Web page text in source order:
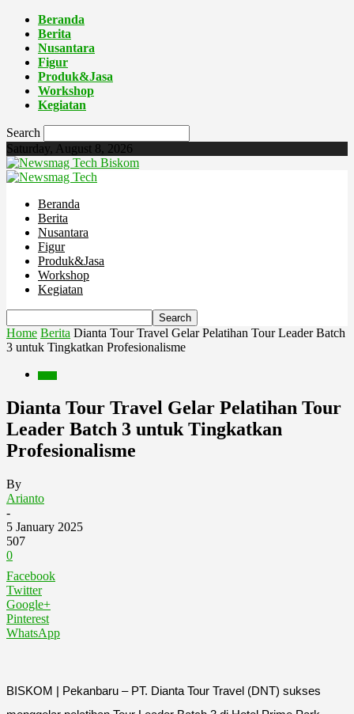
Beranda
Berita
Nusantara
Figur
Produk&Jasa
Workshop
Kegiatan
Search
Saturday, August 8, 2026
Biskom
Beranda
Berita
Nusantara
Figur
Produk&Jasa
Workshop
Kegiatan
Home Berita Dianta Tour Travel Gelar Pelatihan Tour Leader Batch
3 untuk Tingkatkan Profesionalisme
Dianta Tour Travel Gelar Pelatihan Tour
Leader Batch 3 untuk Tingkatkan
Profesionalisme
By
Arianto
-
5 January 2025
507
0
Facebook
Twitter
Google+
Pinterest
WhatsApp
BISKOM | Pekanbaru – PT. Dianta Tour Travel (DNT) sukses